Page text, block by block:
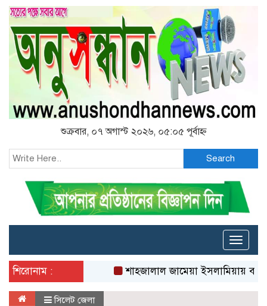
শুক্রবার, ০৭ অগাস্ট ২০২৬, ০৫:০৫ পূর্বাহ্ন
Search
Toggle
শিরোনাম :
শাহজালাল জামেয়া ইসলামিয়ায় বার্ষিক
সিলেট জেলা